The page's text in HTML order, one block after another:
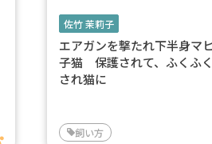
佐竹 茉莉子
エアガンを撃たれ下半身マ
子猫 保護されて、ふくふ
され猫に
飼い方